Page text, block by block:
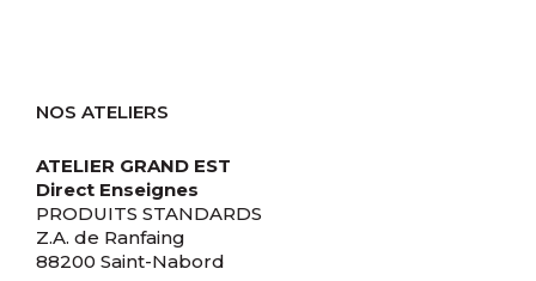
NOS ATELIERS
ATELIER GRAND EST
Direct Enseignes
PRODUITS STANDARDS
Z.A. de Ranfaing
88200 Saint-Nabord